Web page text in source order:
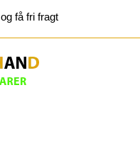
få fri fragt